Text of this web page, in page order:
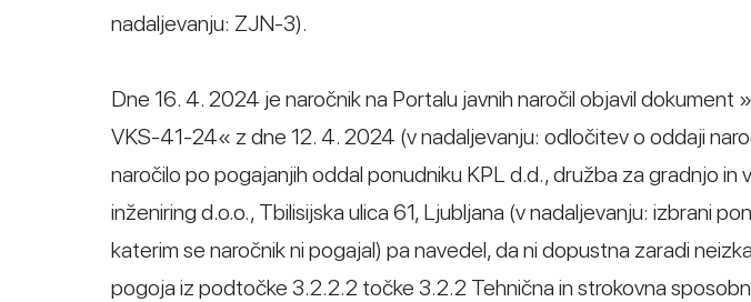
nadaljevanju: ZJN-3).
Dne 16. 4. 2024 je naročnik na Portalu javnih naročil objavil dokument
VKS-41-24« z dne 12. 4. 2024 (v nadaljevanju: odločitev o oddaji
naročilo po pogajanjih oddal ponudniku KPL d.d., družba za gradnjo in
inženiring d.o.o., Tbilisijska ulica 61, Ljubljana (v nadaljevanju: izbrani
katerim se naročnik ni pogajal) pa navedel, da ni dopustna zaradi
pogoja iz podtočke 3.2.2.2 točke 3.2.2 Tehnična in strokovna